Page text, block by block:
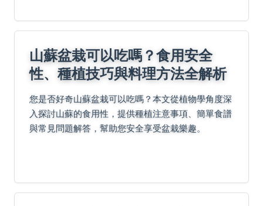
山蘇盆栽可以吃嗎？食用安全
性、種植技巧與料理方法全解析
您是否好奇山蘇盆栽可以吃嗎？本文從植物學角度深
入探討山蘇的食用性，提供種植注意事項、簡單食譜
與常見問題解答，幫助您安全享受盆栽樂趣。